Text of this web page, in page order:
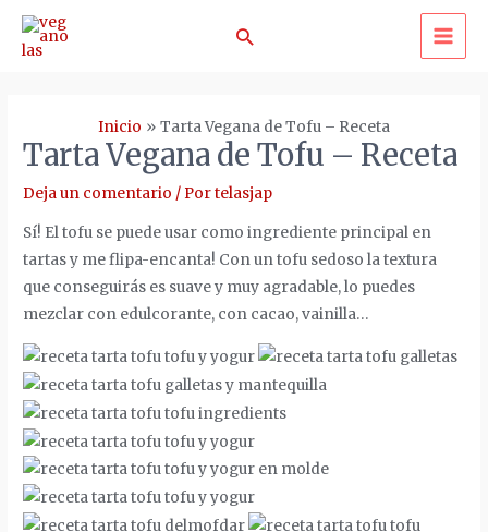
Buscar
Inicio Tarta Vegana de Tofu – Receta
Tarta Vegana de Tofu – Receta
Deja un comentario / Portelasjap
Sí! El tofu se puede usar como ingrediente principal en
tartas y me flipa-encanta! Con un tofu sedoso la textura
que conseguirás es suave y muy agradable, lo puedes
mezclar con edulcorante, con cacao, vainilla…